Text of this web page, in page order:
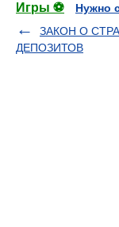
Игры ⚽
Нужно
ЗАКОН О
ДЕПОЗИТОВ